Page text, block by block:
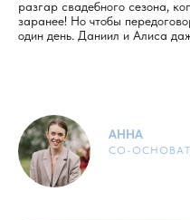
разгар свадебного сезона,
заранее! Но чтобы
один день. Даниил и Алиса
АННА
СО-